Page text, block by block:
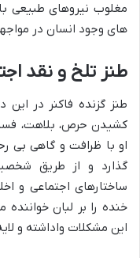
مغلوب نیروهای طبیعی
های وجود انسان در
طنز تلخ و نقد
طنز گزنده فاکنر در این
کشیدن حرص، بلاهت،
او با ظرافت و گاهی بی
گذارد و از طریق
ساختارهای اجتماعی و
خنده را بر لبان
این مشکلات واداشته و